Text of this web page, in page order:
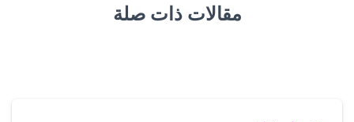
مقالات ذات صلة